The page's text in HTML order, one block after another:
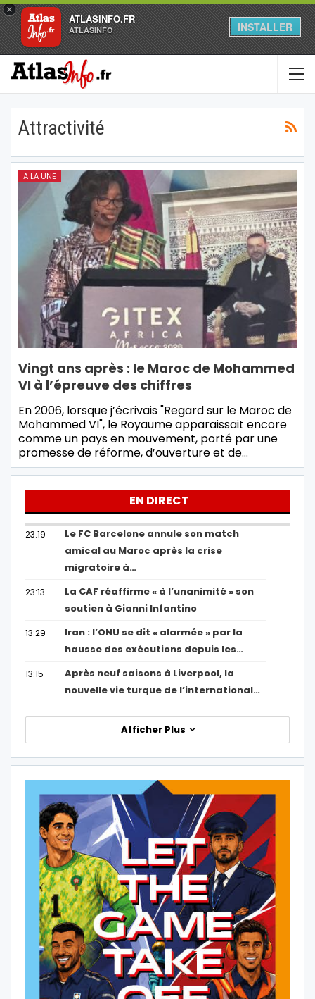
×
ATLASINFO.FR
ATLASINFO INSTALLER
Attractivité
A LA UNE
Vingt ans après : le Maroc de Mohammed
VI à l’épreuve des chiffres
En 2006, lorsque j’écrivais "Regard sur le Maroc de
Mohammed VI", le Royaume apparaissait encore
comme un pays en mouvement, porté par une
promesse de réforme, d’ouverture et de…
EN DIRECT
23:19
Le FC Barcelone annule son match
amical au Maroc après la crise
migratoire à…
23:13
La CAF réaffirme « à l’unanimité » son
soutien à Gianni Infantino
13:29
Iran : l’ONU se dit « alarmée » par la
hausse des exécutions depuis les…
13:15
Après neuf saisons à Liverpool, la
nouvelle vie turque de l’international…
Afficher Plus